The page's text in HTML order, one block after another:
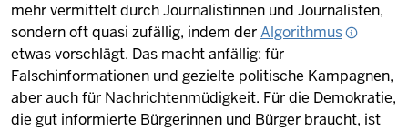
mehr vermittelt durch Journalistinnen und Journalisten,
sondern oft quasi zufällig, indem derAlgorithmus
etwas vorschlägt. Das macht anfällig: für
Falschinformationen und gezielte politische Kampagnen,
aber auch für Nachrichtenmüdigkeit. Für die Demokratie,
die gut informierte Bürgerinnen und Bürger braucht, ist